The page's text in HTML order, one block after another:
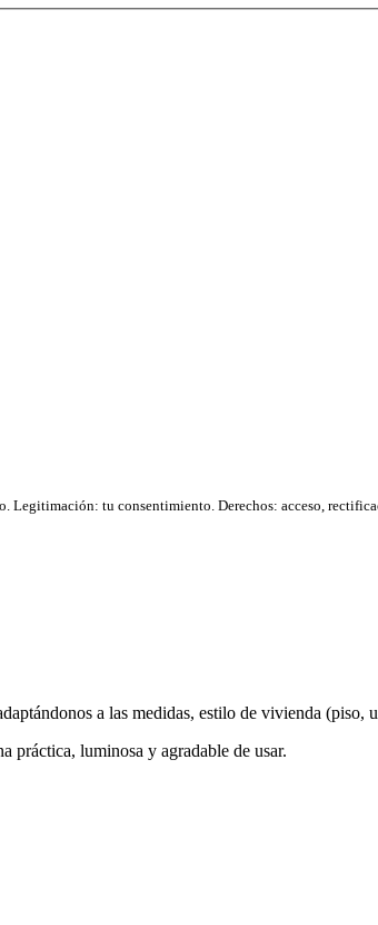
tu consentimiento. Derechos: acceso,
a las medidas, estilo de vivienda (piso,
práctica, luminosa y agradable de usar.